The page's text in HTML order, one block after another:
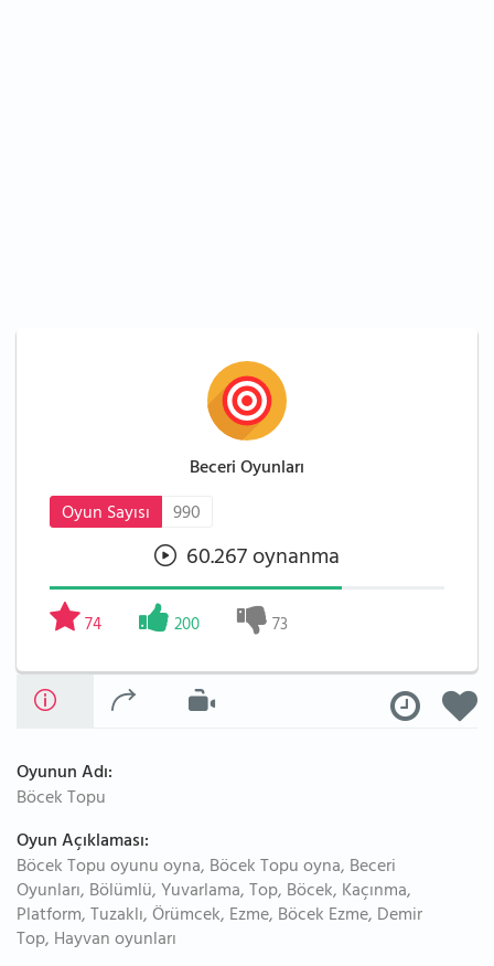
Beceri Oyunları
Oyun Sayısı
990
60.267 oynanma
74 200 73
Oyunun Adı:
Böcek Topu
Oyun Açıklaması:
Böcek Topu oyunu oyna, Böcek Topu oyna, Beceri
Oyunları, Bölümlü, Yuvarlama, Top, Böcek, Kaçınma,
Platform, Tuzaklı, Örümcek, Ezme, Böcek Ezme, Demir
Top, Hayvan oyunları